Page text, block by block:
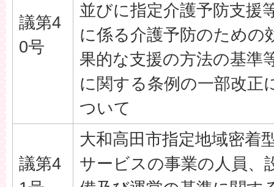
議第4
0号
並びに指定介護予防支援
に係る介護予防のための
果的な支援の方法の基準
に関する条例の一部改正
ついて
議第4
大和高田市指定地域密着
サービスの事業の人員、